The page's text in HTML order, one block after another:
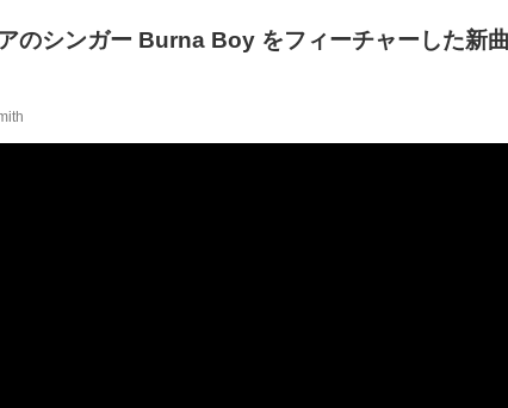
のシンガー Burna Boy をフィーチャーした新